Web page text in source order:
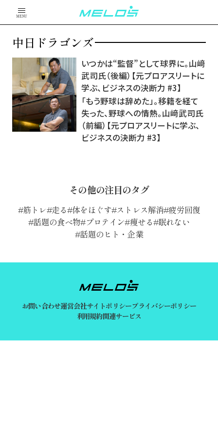
MENU
中日ドラゴンズ
いつかは“監督”として球界に。山﨑
武司氏（後編）【元プロアスリートに
学ぶ、ビジネスの決断力 #3】
「もう野球は辞めた」。移籍を経て
失った、野球への情熱。山﨑武司氏
（前編）【元プロアスリートに学ぶ、
ビジネスの決断力 #3】
その他の注目のタグ
筋トレ 走る 体をほぐす ストレス解消 疲労回復
話題の食べ物 プロテイン 痩せる 眠れない
話題のヒト・企業
お問い合わせ運営会社サイトポリシープライバシーポリシー
利用規約関連サービス